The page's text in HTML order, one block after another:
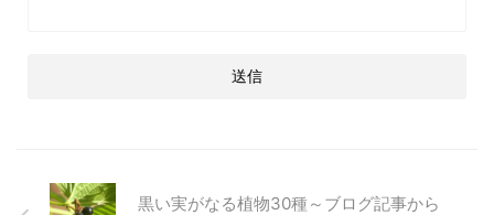
黒い実がなる植物30種～ブログ記事から